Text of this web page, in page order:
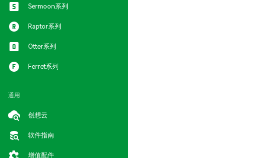
Sermoon系列
Raptor系列
Otter系列
Ferret系列
通用
创想云
软件指南
增值配件